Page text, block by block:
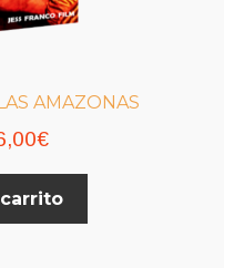
AMAZONAS
€El
precio
actual